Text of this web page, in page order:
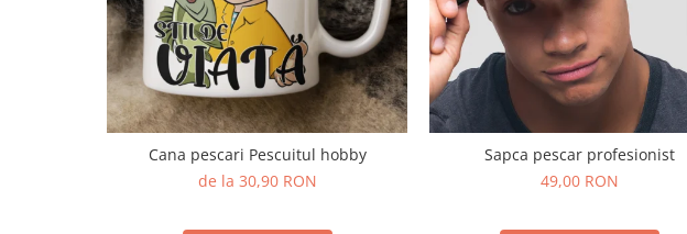
Cana pescari Pescuitul hobby
de la 30,90 RON
Sapca pescar profesionist
49,00 RON